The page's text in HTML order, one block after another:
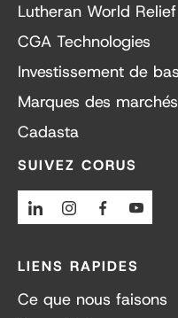
Lutheran World
CGA Technologies
Investissement de
Marques des
Cadasta
SUIVEZ CORUS
LinkedinInstagram
LIENS RAPIDES
Ce que nous faisons